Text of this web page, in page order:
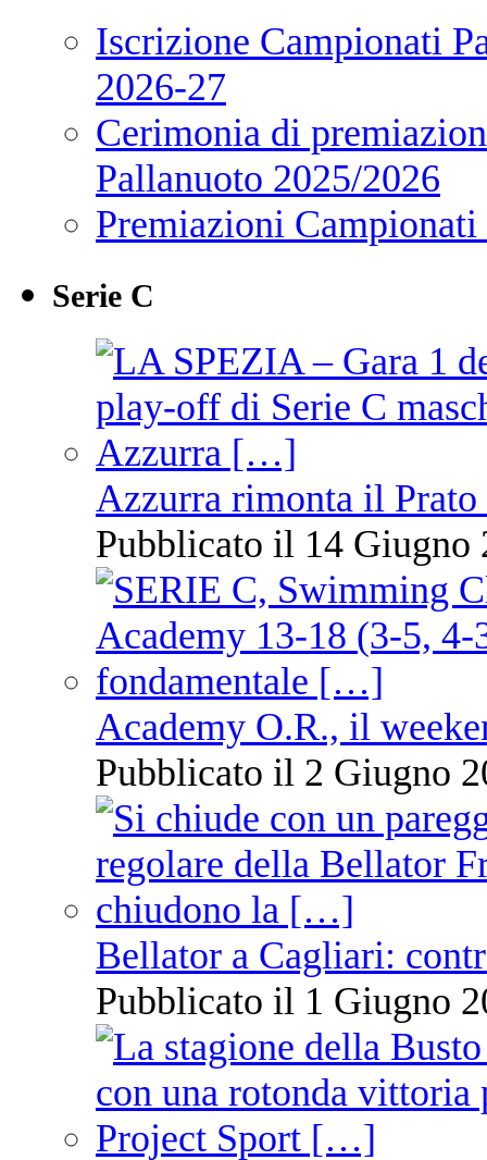
Iscrizione Campionati
2026-27
Cerimonia di
Pallanuoto 2025/2026
Premiazioni
Serie C
Azzurra rimonta il Prato
Pubblicato il 14 Giugno
Academy O.R., il
Pubblicato il 2 Giugno
Bellator a Cagliari:
Pubblicato il 1 Giugno